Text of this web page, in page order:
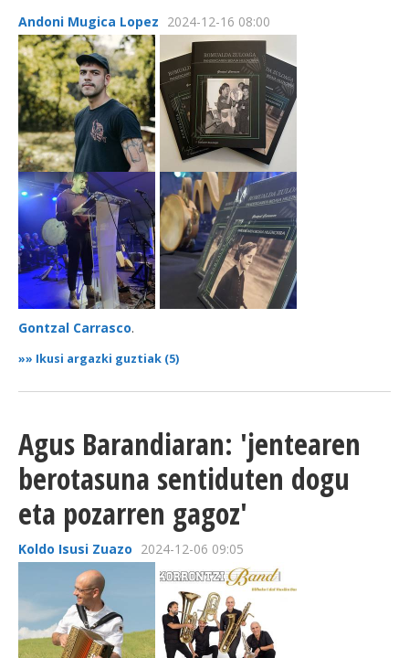
Andoni Mugica Lopez 2024-12-16 08:00
Gontzal Carrasco.
»» Ikusi argazki guztiak (5)
Agus Barandiaran: 'jentearen
berotasuna sentiduten dogu
eta pozarren gagoz'
Koldo Isusi Zuazo 2024-12-06 09:05